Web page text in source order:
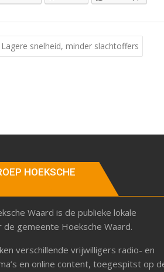
snelheid, minder slachtoffers
HOEKSCHE
Waard is de publieke lokale
gemeente Hoeksche Waard.
verschillende vrijwilligers radio- en
en online content, toegespitst op